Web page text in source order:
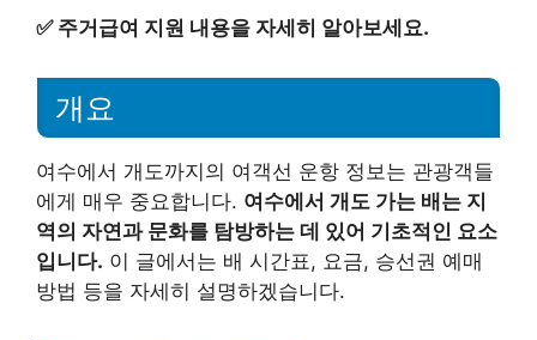
✅ 주거급여 지원 내용을 자세히 알아보세요.
개요
여수에서 개도까지의 여객선 운항 정보는 관광객들
에게 매우 중요합니다. 여수에서 개도 가는 배는 지
역의 자연과 문화를 탐방하는 데 있어 기초적인 요소
입니다. 이 글에서는 배 시간표, 요금, 승선권 예매
방법 등을 자세히 설명하겠습니다.